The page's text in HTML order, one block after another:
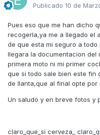
Publicado 10 de
Pues eso que me han dicho
recogerla,ya me a llegado el
de que esta mi seguro a
llegara la documentacion del
primera moto ni mi primer
que si todo sale bien este fin
de llanta,que al final opte por
Un saludo y en breve fotos y
claro_que_si cerveza_